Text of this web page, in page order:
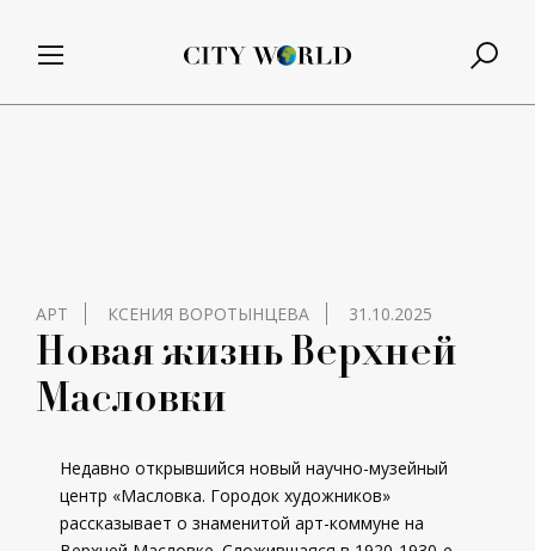
АРТ КСЕНИЯ ВОРОТЫНЦЕВА 31.10.2025
Новая жизнь Верхней
Масловки
Недавно открывшийся новый научно-музейный
центр «Масловка. Городок художников»
рассказывает о знаменитой арт-коммуне на